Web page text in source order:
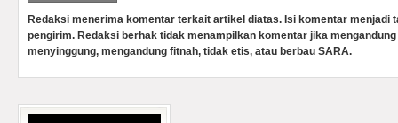
Redaksi menerima komentar terkait artikel diatas. Isi komentar menjadi
pengirim. Redaksi berhak tidak menampilkan komentar jika
menyinggung, mengandung fitnah, tidak etis, atau berbau SARA.